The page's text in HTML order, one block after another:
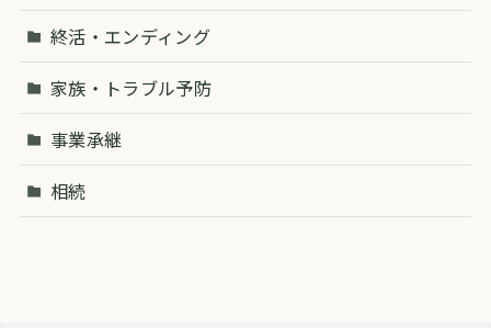
終活・エンディング
家族・トラブル予防
事業承継
相続